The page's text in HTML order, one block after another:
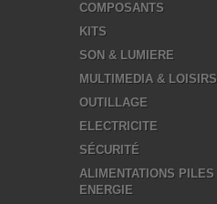
COMPOSANTS
KITS
SON & LUMIERE
MULTIMEDIA & LOISIRS
OUTILLAGE
ELECTRICITE
SÉCURITÉ
ALIMENTATIONS PILES
ENERGIE